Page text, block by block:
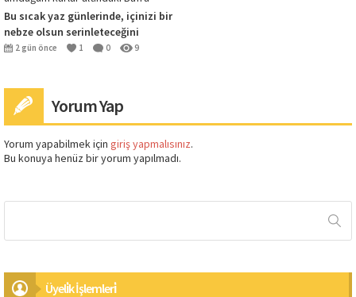
Bu sıcak yaz günlerinde, içinizi bir
nebze olsun serinleteceğini
umduğum karlar altındaki Bafra
2 gün önce 1 0 9
Yorum Yap
Yorum yapabilmek için giriş yapmalısınız.
Bu konuya henüz bir yorum yapılmadı.
Üyeli̇k İşlemleri̇